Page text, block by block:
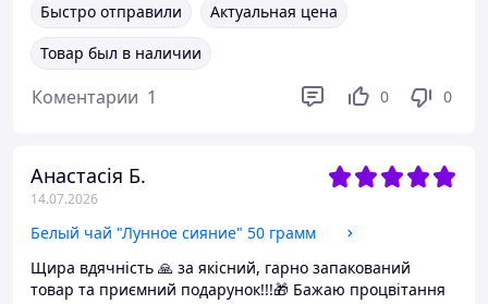
Быстро отправили
Актуальная цена
Товар был в наличии
Коментарии 1 0 0
Анастасія Б.
14.07.2026
Белый чай "Лунное сияние" 50 грамм
Щира вдячність 🙏 за якісний, гарно запакований
товар та приємний подарунок!!!🎁 Бажаю процвітання